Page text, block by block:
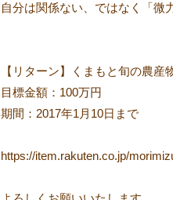
自分は関係ない、ではなく「微
【リターン】くまもと旬の農産
目標金額：100万円
期間：2017年1月10日まで
https://item.rakuten.co.jp/